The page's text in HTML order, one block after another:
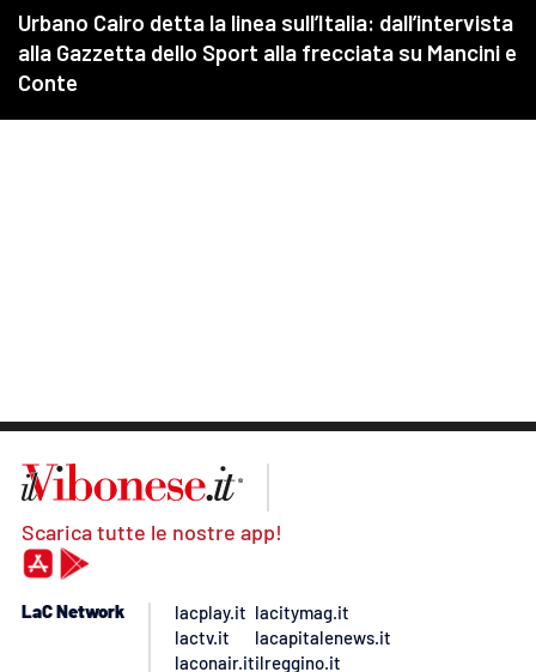
Scarica tutte le nostre app!
LaC Network
lacplay.it
lactv.it
laconair.it
lacitymag.it
lacapitalenews.it
ilreggino.it